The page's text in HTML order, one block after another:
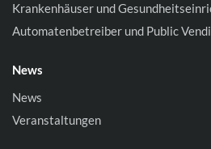
Krankenhäuser und
Automatenbetreiber und Public
News
News
Veranstaltungen